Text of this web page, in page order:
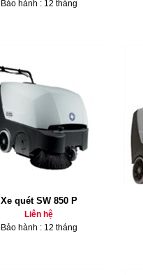
Bảo hành : 12 tháng
Xe quét SW 850 P
Liên hệ
Bảo hành : 12 tháng